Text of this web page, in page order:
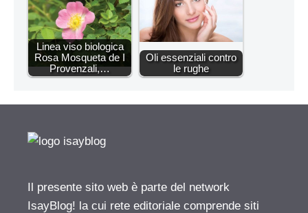
Linea viso biologica
Rosa Mosqueta de I
Provenzali,…
Oli essenziali contro
le rughe
Il presente sito web è parte del network
IsayBlog! la cui rete editoriale comprende siti